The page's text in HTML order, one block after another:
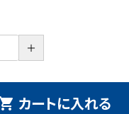
＋
カートに入れる